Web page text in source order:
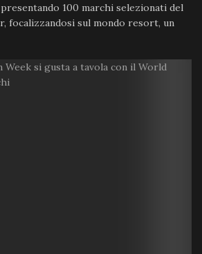
100 marchi selezionati del
focalizzandosi sul mondo resort, un